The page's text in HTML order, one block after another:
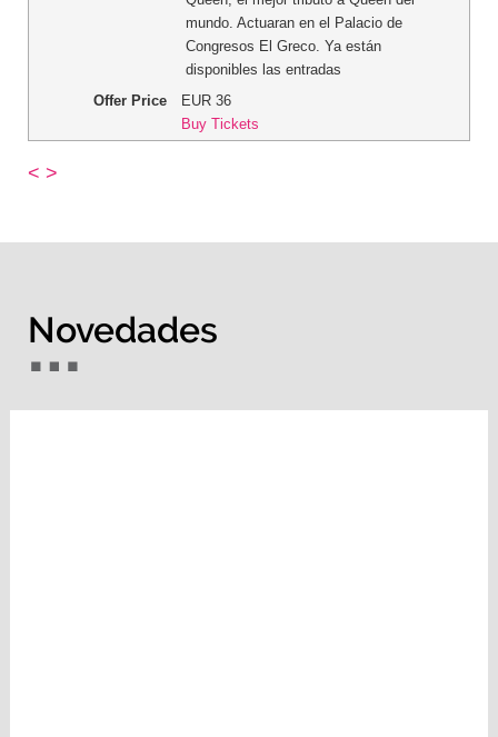
mundo. Actuaran en el Palacio de
Congresos El Greco. Ya están
disponibles las entradas
Offer Price
EUR 36
Buy Tickets
< >
Novedades